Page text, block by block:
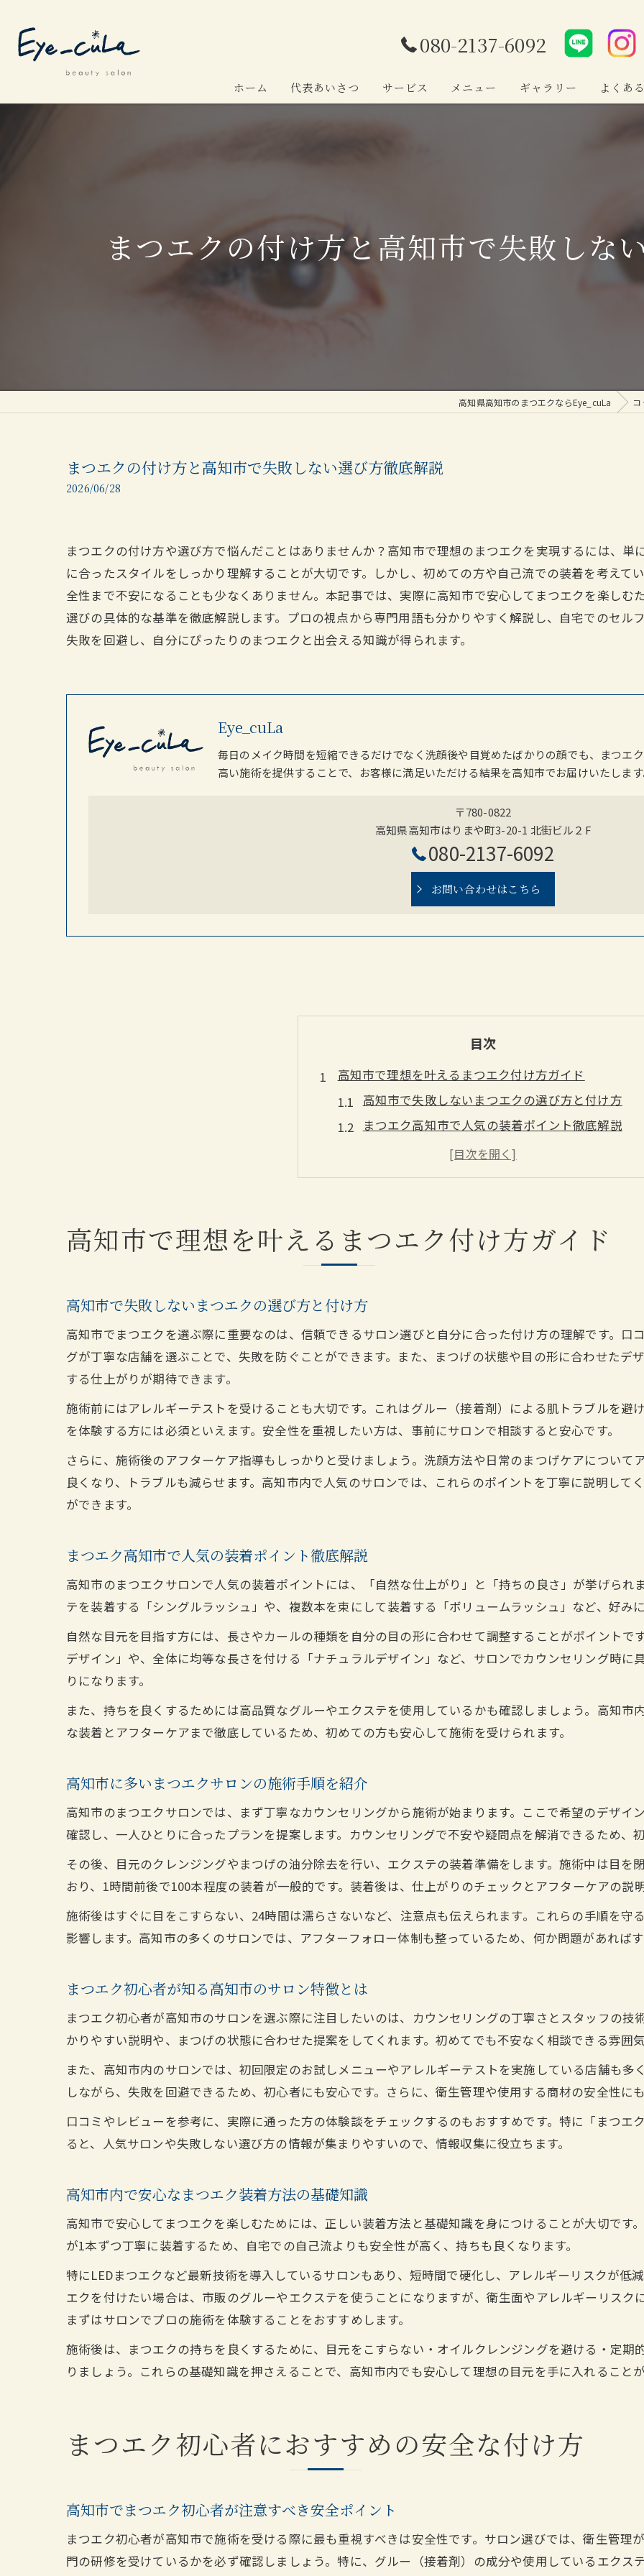
080-2137-6092
ホーム 代表あいさつ サービス メニュー ギャラリー よくあ
まつエクの付け方と高知市で失敗しな
高知県高知市のまつエクならEye_cuLa コ
まつエクの付け方と高知市で失敗しない選び方徹底解説
2026/06/28
まつエクの付け方や選び方で悩んだことはありませんか？高知市で理想のまつエクを実現するには、
に合ったスタイルをしっかり理解することが大切です。しかし、初めての方や自己流での装着を考えて
全性まで不安になることも少なくありません。本記事では、実際に高知市で安心してまつエクを楽しむ
選びの具体的な基準を徹底解説します。プロの視点から専門用語も分かりやすく解説し、自宅でのセル
失敗を回避し、自分にぴったりのまつエクと出会える知識が得られます。
Eye_cuLa
毎日のメイク時間を短縮できるだけでなく洗顔後や目覚めたばかりの顔でも、まつエ
高い施術を提供することで、お客様に満足いただける結果を高知市でお届けいたしま
〒780-0822
高知県高知市はりまや町3-20-1 北街ビル２F
080-2137-6092
お問い合わせはこちら
目次
高知市で理想を叶えるまつエク付け方ガイド
高知市で失敗しないまつエクの選び方と付け方
まつエク高知市で人気の装着ポイント徹底解説
高知市に多いまつエクサロンの施術手順を紹介
まつエク初心者が知る高知市のサロン特徴とは
まつエク初心者におすすめの安全な付け方
高知市でまつエク初心者が注意すべき安全ポイン
初心者向け高知市まつエクサロンの選び方ガイド
高知市で安心して受けられるまつエク施術の流れ
まつエク高知市で初めてでも安心なケア方法
高知市でセルフまつエクに挑戦する際の注意点
まつエク高知市で自宅ケア成功の秘訣を解説
セルフまつエクに向いている高知市の環境とは
高知市でセルフまつエク派が知るべき安全対策
高知市で自分に合うまつエクサロンの選び方
まつエク高知市での失敗しない選択ポイント
高知市で理想のまつエクを見つけるための基準
まつエク高知市で自分に向いている条件を知る
高知市でまつエク選びに迷った時の決め手とは
高知市でLEDまつエク導入サロンの特徴を解説
まつエク高知市でLED施術のメリットと注意点
高知市で選ばれるLED対応まつエクサロンとは
まつエク高知市LED施術の流れと安全性の違い
マツエクの持ちと長持ちテク高知市編
高知市でまつエクを長持ちさせるプロの工夫
まつエク高知市で持ちを良くするケア方法とは
まつエク高知市で100本装着の持ち期間の目安
高知市で理想を叶えるまつエク付け方ガイド
高知市で失敗しないまつエクの選び方と付け方
高知市でまつエクを選ぶ際に重要なのは、信頼できるサロン選びと自分に合った付け方の理解です。口
グが丁寧な店舗を選ぶことで、失敗を防ぐことができます。また、まつげの状態や目の形に合わせたデ
する仕上がりが期待できます。
施術前にはアレルギーテストを受けることも大切です。これはグルー（接着剤）による肌トラブルを避
を体験する方には必須といえます。安全性を重視したい方は、事前にサロンで相談すると安心です。
さらに、施術後のアフターケア指導もしっかりと受けましょう。洗顔方法や日常のまつげケアについて
良くなり、トラブルも減らせます。高知市内で人気のサロンでは、これらのポイントを丁寧に説明して
ができます。
まつエク高知市で人気の装着ポイント徹底解説
高知市のまつエクサロンで人気の装着ポイントには、「自然な仕上がり」と「持ちの良さ」が挙げられ
テを装着する「シングルラッシュ」や、複数本を束にして装着する「ボリュームラッシュ」など、好み
自然な目元を目指す方には、長さやカールの種類を自分の目の形に合わせて調整することがポイントで
デザイン」や、全体に均等な長さを付ける「ナチュラルデザイン」など、サロンでカウンセリング時に
りになります。
また、持ちを良くするためには高品質なグルーやエクステを使用しているかも確認しましょう。高知
な装着とアフターケアまで徹底しているため、初めての方も安心して施術を受けられます。
高知市に多いまつエクサロンの施術手順を紹介
高知市のまつエクサロンでは、まず丁寧なカウンセリングから施術が始まります。ここで希望のデザイ
確認し、一人ひとりに合ったプランを提案します。カウンセリングで不安や疑問点を解消できるため、
その後、目元のクレンジングやまつげの油分除去を行い、エクステの装着準備をします。施術中は目を
おり、1時間前後で100本程度の装着が一般的です。装着後は、仕上がりのチェックとアフターケアの説
施術後はすぐに目をこすらない、24時間は濡らさないなど、注意点も伝えられます。これらの手順を守
影響します。高知市の多くのサロンでは、アフターフォロー体制も整っているため、何か問題があれば
まつエク初心者が知る高知市のサロン特徴とは
まつエク初心者が高知市のサロンを選ぶ際に注目したいのは、カウンセリングの丁寧さとスタッフの技
かりやすい説明や、まつげの状態に合わせた提案をしてくれます。初めてでも不安なく相談できる雰囲
また、高知市内のサロンでは、初回限定のお試しメニューやアレルギーテストを実施している店舗も多
しながら、失敗を回避できるため、初心者にも安心です。さらに、衛生管理や使用する商材の安全性に
口コミやレビューを参考に、実際に通った方の体験談をチェックするのもおすすめです。特に「まつエ
ると、人気サロンや失敗しない選び方の情報が集まりやすいので、情報収集に役立ちます。
高知市内で安心なまつエク装着方法の基礎知識
高知市で安心してまつエクを楽しむためには、正しい装着方法と基礎知識を身につけることが大切です
が1本ずつ丁寧に装着するため、自宅での自己流よりも安全性が高く、持ちも良くなります。
特にLEDまつエクなど最新技術を導入しているサロンもあり、短時間で硬化し、アレルギーリスクが低
エクを付けたい場合は、市販のグルーやエクステを使うことになりますが、衛生面やアレルギーリスク
まずはサロンでプロの施術を体験することをおすすめします。
施術後は、まつエクの持ちを良くするために、目元をこすらない・オイルクレンジングを避ける・定
りましょう。これらの基礎知識を押さえることで、高知市内でも安心して理想の目元を手に入れること
まつエク初心者におすすめの安全な付け方
高知市でまつエク初心者が注意すべき安全ポイント
まつエク初心者が高知市で施術を受ける際に最も重視すべきは安全性です。サロン選びでは、衛生管理
門の研修を受けているかを必ず確認しましょう。特に、グルー（接着剤）の成分や使用しているエクス